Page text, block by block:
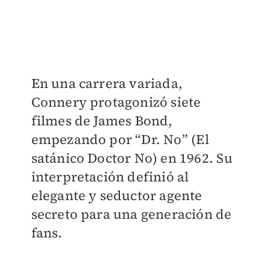
En una carrera variada,
Connery protagonizó siete
filmes de James Bond,
empezando por “Dr. No” (El
satánico Doctor No) en 1962. Su
interpretación definió al
elegante y seductor agente
secreto para una generación de
fans.